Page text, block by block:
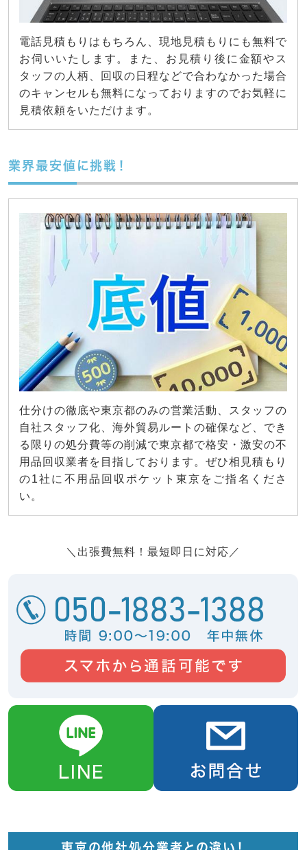
電話見積もりはもちろん、現地見積もりにも無料で
お伺いいたします。また、お見積り後に金額やス
タッフの人柄、回収の日程などで合わなかった場合
のキャンセルも無料になっておりますのでお気軽に
見積依頼をいただけます。
業界最安値に挑戦！
仕分けの徹底や東京都のみの営業活動、スタッフの
自社スタッフ化、海外貿易ルートの確保など、でき
る限りの処分費等の削減で東京都で格安・激安の不
用品回収業者を目指しております。ぜひ相見積もり
の1社に不用品回収ポケット東京をご指名くださ
い。
＼出張費無料！最短即日に対応／
東京の他社処分業者との違い！